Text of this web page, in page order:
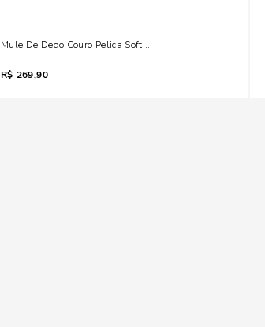
Mule De Dedo Couro Pelica Soft Marrom Dark Salto Fino
R$ 269,90